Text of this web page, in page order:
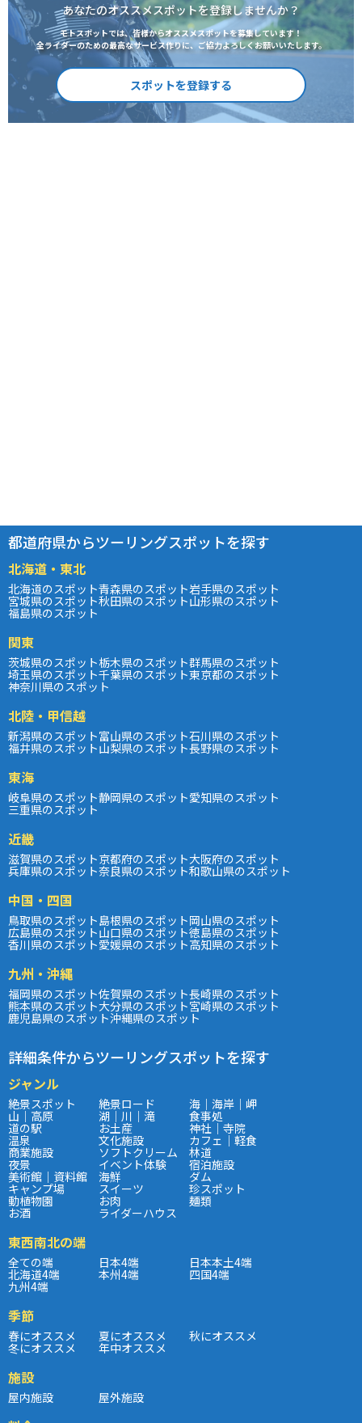
あなたのオススメスポットを登録しませんか？
モトスポットでは、皆様からオススメスポットを募集しています！
全ライダーのための最高なサービス作りに、ご協力よろしくお願いいたします。
スポットを登録する
都道府県からツーリングスポットを探す
北海道・東北
北海道のスポット青森県のスポット岩手県のスポット
宮城県のスポット秋田県のスポット山形県のスポット
福島県のスポット
関東
茨城県のスポット栃木県のスポット群馬県のスポット
埼玉県のスポット千葉県のスポット東京都のスポット
神奈川県のスポット
北陸・甲信越
新潟県のスポット富山県のスポット石川県のスポット
福井県のスポット山梨県のスポット長野県のスポット
東海
岐阜県のスポット静岡県のスポット愛知県のスポット
三重県のスポット
近畿
滋賀県のスポット京都府のスポット大阪府のスポット
兵庫県のスポット奈良県のスポット和歌山県のスポット
中国・四国
鳥取県のスポット島根県のスポット岡山県のスポット
広島県のスポット山口県のスポット徳島県のスポット
香川県のスポット愛媛県のスポット高知県のスポット
九州・沖縄
福岡県のスポット佐賀県のスポット長崎県のスポット
熊本県のスポット大分県のスポット宮崎県のスポット
鹿児島県のスポット沖縄県のスポット
詳細条件からツーリングスポットを探す
ジャンル
絶景スポット 絶景ロード 海｜海岸｜岬
山｜高原 湖｜川｜滝 食事処
道の駅 お土産 神社｜寺院
温泉 文化施設 カフェ｜軽食
商業施設 ソフトクリーム 林道
夜景 イベント体験 宿泊施設
美術館｜資料館 海鮮 ダム
キャンプ場 スイーツ 珍スポット
動植物園 お肉 麺類
お酒 ライダーハウス
東西南北の端
全ての端 日本4端 日本本土4端
北海道4端 本州4端 四国4端
九州4端
季節
春にオススメ 夏にオススメ 秋にオススメ
冬にオススメ 年中オススメ
施設
屋内施設 屋外施設